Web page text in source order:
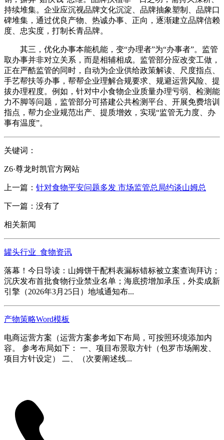
持续堆集。企业应沉视品牌文化沉淀、品牌抽象塑制、品牌口
碑堆集，通过优良产物、热诚办事、正向，逐渐建立品牌信赖
度、忠实度，打制长青品牌。
其三，优化办事本能机能，变“办理者”为“办事者”。监管
取办事并非对立关系，而是相辅相成。监管部分应改变工做，
正在严酷监管的同时，自动为企业供给政策解读、尺度指点、
手艺帮扶等办事，帮帮企业理解合规要求、规避运营风险、提
拔办理程度。例如，针对中小食物企业质量办理亏弱、检测能
力不脚等问题，监管部分可搭建公共检测平台、开展免费培训
指点，帮力企业规范出产、提质增效，实现“监管无力度、办
事有温度”。
关键词：
Z6·尊龙时凯官方网站
上一篇： 针对食物平安问题多发 市场监管总局约谈山姆总
下一篇：没有了
相关新闻
罐头行业_食物资讯
落幕！今日导读：山姆饼干配料表漏标错标被立案查询拜访；
沉庆发布首批食物行业禁业名单；海底捞增加承压，外卖成新
引擎（2026年3月25日）地域通知布...
产物策略Word模板
电商运营方案（运营方案参考如下布局，可按照环境添加内
容。 参考布局如下： 一、项目布景取方针（包罗市场阐发、
项目方针设定） 二、（次要阐述线...